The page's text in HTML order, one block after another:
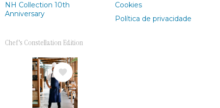
NH Collection 10th
Anniversary
Chef's Constellation Edition
Imagem
Cookies
Política de privacidade